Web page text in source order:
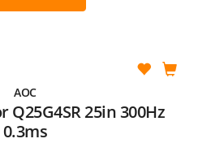
AOC
25in 300Hz
0.3ms